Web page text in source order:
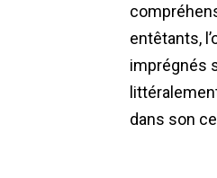
entêtants,
imprégnés
dans son